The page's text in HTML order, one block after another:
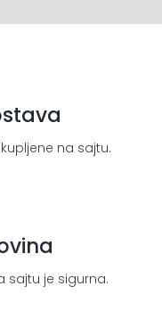
na sajtu.
sajtu je sigurna.